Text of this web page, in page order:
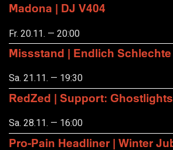
Madona | DJ V404
Fr. 20.11. — 20:00
Missstand | Endlich
Sa. 21.11. — 19:30
RedZed | Support: Ghostlights
Sa. 28.11. — 16:00
Pro-Pain Headliner | Winter